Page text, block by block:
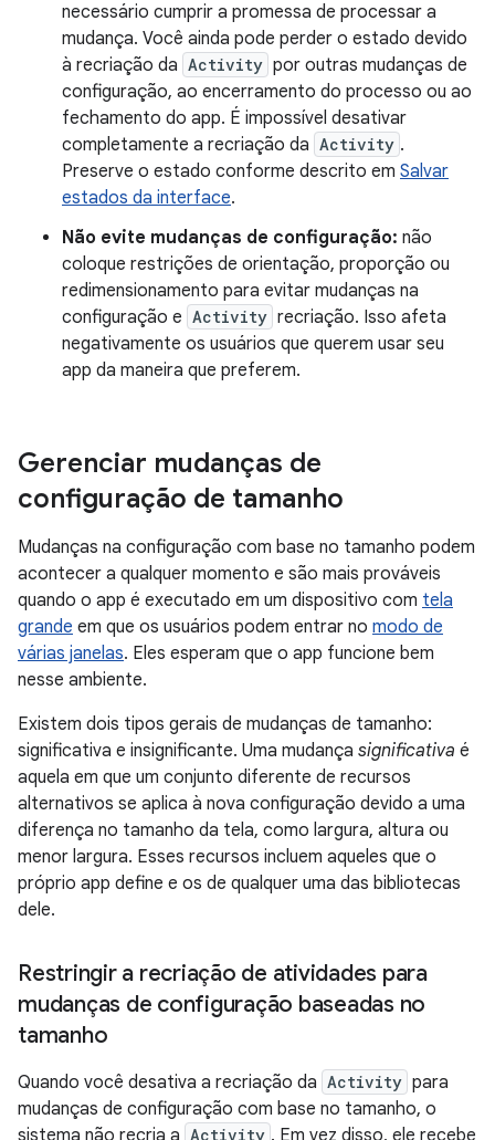
necessário cumprir a promessa de processar a
mudança. Você ainda pode perder o estado devido
à recriação da Activity por outras mudanças de
configuração, ao encerramento do processo ou ao
fechamento do app. É impossível desativar
completamente a recriação da Activity .
Preserve o estado conforme descrito em Salvar
estados da interface.
Não evite mudanças de configuração: não
coloque restrições de orientação, proporção ou
redimensionamento para evitar mudanças na
configuração e Activity recriação. Isso afeta
negativamente os usuários que querem usar seu
app da maneira que preferem.
Gerenciar mudanças de
configuração de tamanho
Mudanças na configuração com base no tamanho podem
acontecer a qualquer momento e são mais prováveis
quando o app é executado em um dispositivo com tela
grande em que os usuários podem entrar no modo de
várias janelas. Eles esperam que o app funcione bem
nesse ambiente.
Existem dois tipos gerais de mudanças de tamanho:
significativa e insignificante. Uma mudança significativa é
aquela em que um conjunto diferente de recursos
alternativos se aplica à nova configuração devido a uma
diferença no tamanho da tela, como largura, altura ou
menor largura. Esses recursos incluem aqueles que o
próprio app define e os de qualquer uma das bibliotecas
dele.
Restringir a recriação de atividades para
mudanças de configuração baseadas no
tamanho
Quando você desativa a recriação da Activity para
mudanças de configuração com base no tamanho, o
sistema não recria a Activity . Em vez disso, ele recebe